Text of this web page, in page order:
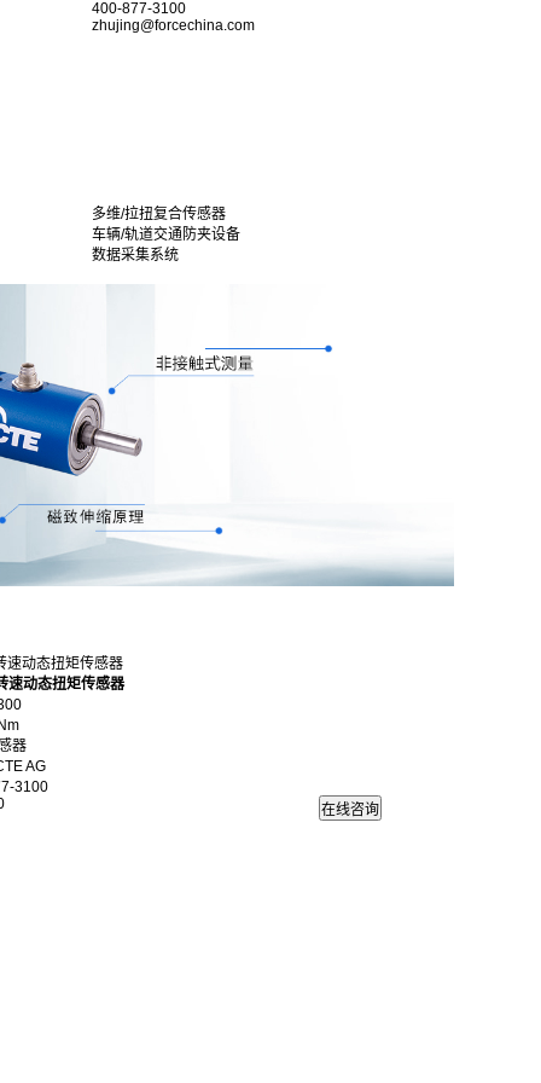
400-877-3100
zhujing@forcechina.com
多维/拉扭复合传感器
车辆/轨道交通防夹设备
数据采集系统
速动态扭矩传感器
速动态扭矩传感器
器
AG
3100